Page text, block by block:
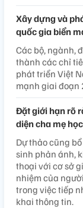
Xây dựng và
quốc gia biển
Các bộ, ngành,
thành các chỉ
phát triển Việt
mạnh giai đoạn
Đặt giới hạn rõ
diện cha mẹ
Dự thảo cũng
sinh phản ánh,
thoại với cơ sở
nhiệm của
trong việc tiếp
khai thông tin.